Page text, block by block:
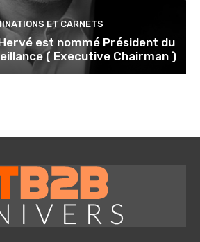
ET CARNETS
est nommé Président du
( Executive Chairman )